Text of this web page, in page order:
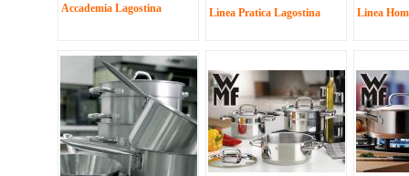
Accademia Lagostina Linea Pratica Lagostina Linea